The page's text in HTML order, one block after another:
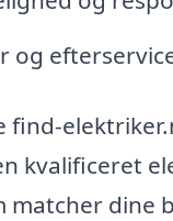
og
find-
kvalificeret
matcher dine